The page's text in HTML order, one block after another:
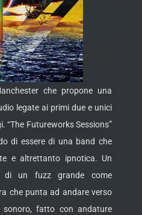
che propone una
legate ai primi due e unici
“The Futureworks Sessions”
di essere di una band che
e altrettanto ipnotica. Un
di un fuzz grande come
che punta ad andare verso
fatto con andature